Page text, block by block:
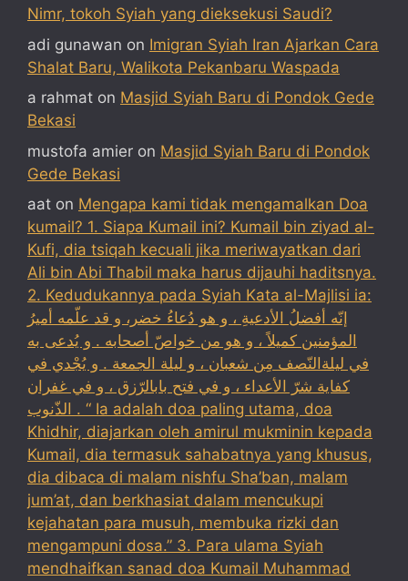
Nimr, tokoh Syiah yang dieksekusi Saudi?
adi gunawan on Imigran Syiah Iran Ajarkan Cara
Shalat Baru, Walikota Pekanbaru Waspada
a rahmat on Masjid Syiah Baru di Pondok Gede
Bekasi
mustofa amier on Masjid Syiah Baru di Pondok
Gede Bekasi
aat on Mengapa kami tidak mengamalkan Doa
kumail? 1. Siapa Kumail ini? Kumail bin ziyad al-
Kufi, dia tsiqah kecuali jika meriwayatkan dari
Ali bin Abi Thabil maka harus dijauhi haditsnya.
2. Kedudukannya pada Syiah Kata al-Majlisi ia:
إنّه أفضلُ الأدعيةِ ، و هو دُعاءُ خضر، و قد علّمه أميرُ
المؤمنين كميلاً ، و هو من خواصّ أصحابه . و يُدعى به
في ليلةالنّصف مِن شعبان ، و ليلة الجمعة . و يُجْدي في
كفاية شرّ الأعداء ، و في فتح بابالرّزق ، و في غفران
الذّنوب . “ Ia adalah doa paling utama, doa
Khidhir, diajarkan oleh amirul mukminin kepada
Kumail, dia termasuk sahabatnya yang khusus,
dia dibaca di malam nishfu Sha’ban, malam
jum’at, dan berkhasiat dalam mencukupi
kejahatan para musuh, membuka rizki dan
mengampuni dosa.” 3. Para ulama Syiah
mendhaifkan sanad doa Kumail Muhammad